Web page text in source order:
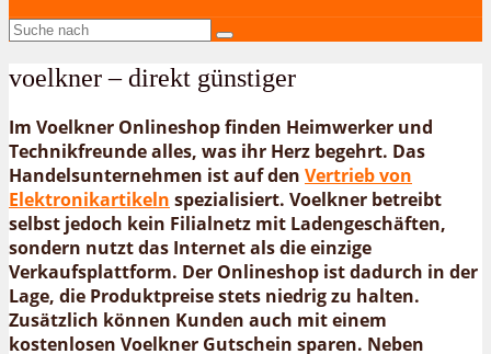
voelkner – direkt günstiger
Im Voelkner Onlineshop finden Heimwerker und
Technikfreunde alles, was ihr Herz begehrt. Das
Handelsunternehmen ist auf den Vertrieb von
Elektronikartikeln spezialisiert. Voelkner betreibt
selbst jedoch kein Filialnetz mit Ladengeschäften,
sondern nutzt das Internet als die einzige
Verkaufsplattform. Der Onlineshop ist dadurch in der
Lage, die Produktpreise stets niedrig zu halten.
Zusätzlich können Kunden auch mit einem
kostenlosen Voelkner Gutschein sparen. Neben